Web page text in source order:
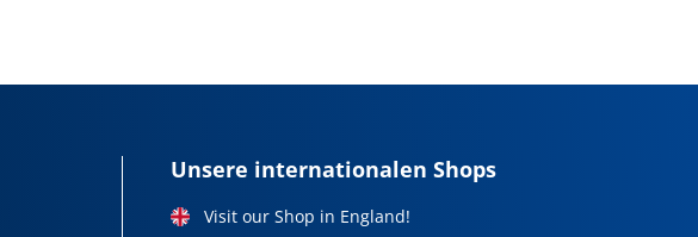
Unsere internationalen Shops
Visit our Shop in England!